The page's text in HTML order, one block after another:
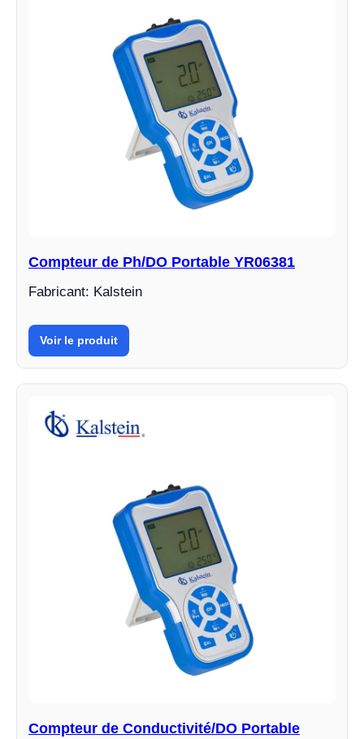
Compteur de Ph/DO Portable YR06381
Fabricant: Kalstein
Voir le produit
Compteur de Conductivité/DO Portable